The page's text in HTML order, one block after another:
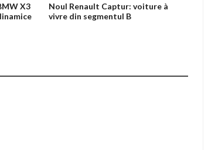
X3
Noul Renault Captur: voiture à
vivre din segmentul B